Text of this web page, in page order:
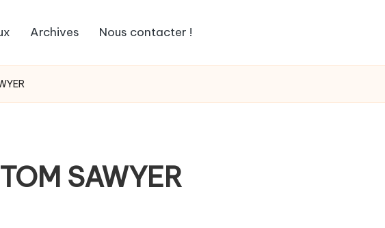
Archives Nous contacter !
SAWYER